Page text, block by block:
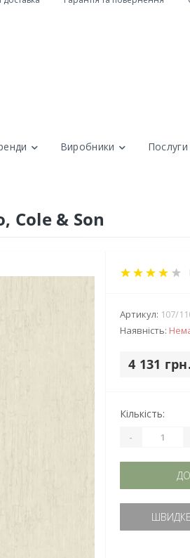
Виробники Послуги
Cole & Son
Артикул: 107/
Наявність:
4 131 грн.
Кількість:
-